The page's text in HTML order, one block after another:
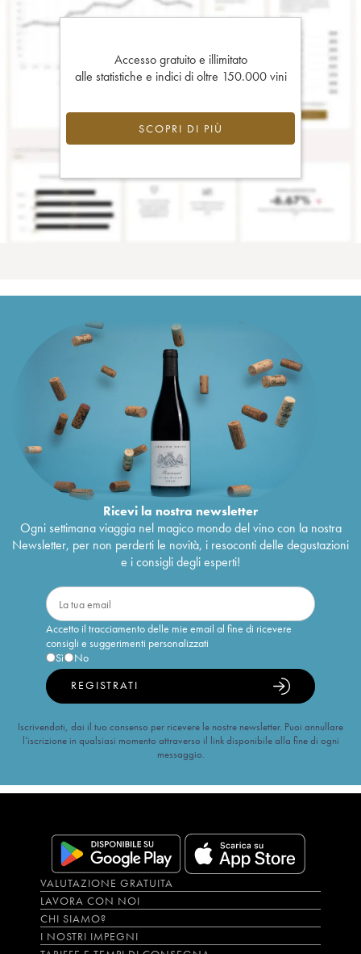
Accesso gratuito e illimitato
alle statistiche e indici di oltre 150.000 vini
SCOPRI DI PIÙ
Ricevi la nostra newsletter
Ogni settimana viaggia nel magico mondo del vino con la nostra
Newsletter, per non perderti le novità, i resoconti delle degustazioni
e i consigli degli esperti!
Accetto il tracciamento delle mie email al fine di ricevere
consigli e suggerimenti personalizzati
Sì
No
REGISTRATI
Iscrivendoti, dai il tuo consenso per ricevere le nostre newsletter. Puoi annullare
l’iscrizione in qualsiasi momento attraverso il link disponibile alla fine di ogni
messaggio.
VALUTAZIONE GRATUITA
LAVORA CON NOI
CHI SIAMO?
I NOSTRI IMPEGNI